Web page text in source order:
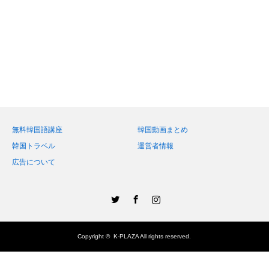
無料韓国語講座
韓国動画まとめ
韓国トラベル
運営者情報
広告について
Copyright ©K-PLAZAAll rights reserved.